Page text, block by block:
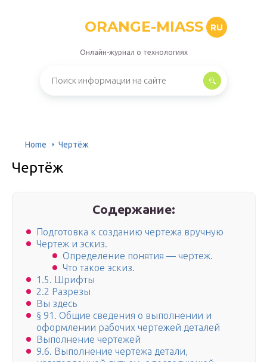
ORANGE-MIASS RU
Онлайн-журнал о технологиях
Home Чертёж
Чертёж
Содержание:
Подготовка к созданию чертежа вручную
Чертеж и эскиз.
Определение понятия — чертеж.
Что такое эскиз.
1.5. Шрифты
2.2 Разрезы
Вы здесь
§ 91. Общие сведения о выполнении и
оформлении рабочих чертежей деталей
Выполнение чертежей
9.6. Выполнение чертежа детали,